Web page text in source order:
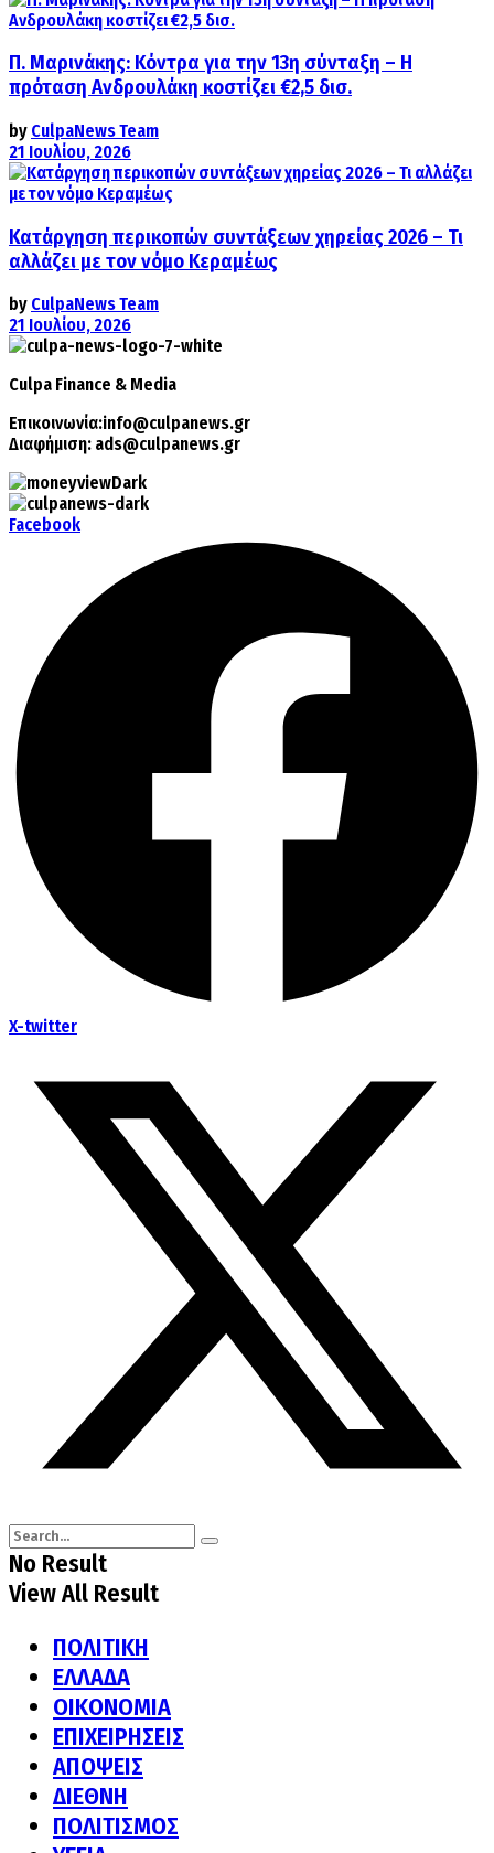
Π. Μαρινάκης: Κόντρα για την 13η σύνταξη – Η
πρόταση Ανδρουλάκη κοστίζει €2,5 δισ.
by CulpaNews Team
21 Ιουλίου, 2026
Κατάργηση περικοπών συντάξεων χηρείας 2026 – Τι
αλλάζει με τον νόμο Κεραμέως
by CulpaNews Team
21 Ιουλίου, 2026
Culpa Finance & Media
Επικοινωνία:info@culpanews.gr
Διαφήμιση: ads@culpanews.gr
Facebook
X-twitter
No Result
View All Result
ΠΟΛΙΤΙΚΗ
ΕΛΛΑΔΑ
ΟΙΚΟΝΟΜΙΑ
ΕΠΙΧΕΙΡΗΣΕΙΣ
ΑΠΟΨΕΙΣ
ΔΙΕΘΝΗ
ΠΟΛΙΤΙΣΜΟΣ